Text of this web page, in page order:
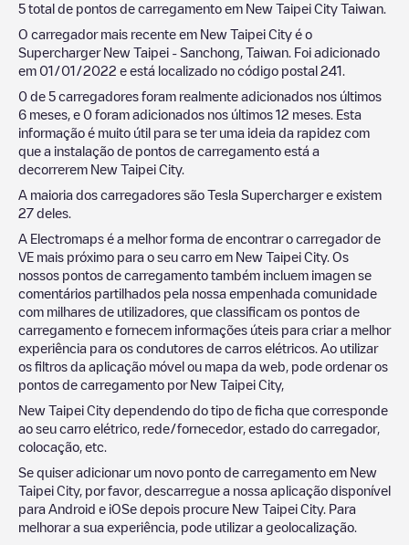
5 total de pontos de carregamento em New Taipei City Taiwan
O carregador mais recente em New Taipei City é o
Supercharger New Taipei - Sanchong, Taiwan . Foi adicionado
em 01/01/2022 e está localizado no código postal 241
0 de 5 carregadores foram realmente adicionados nos últimos
6 meses, e 0 foram adicionados nos últimos 12 meses. Esta
informação é muito útil para se ter uma ideia da rapidez com
que a instalação de pontos de carregamento está a
decorrerem New Taipei City.
A maioria dos carregadores são Tesla Superchargere existem
27 deles.
A Electromaps é a melhor forma de encontrar o carregador de
VE mais próximo para o seu carro em New Taipei City. Os
nossos pontos de carregamento também incluem imagen se
comentários partilhados pela nossa empenhada comunidade
com milhares de utilizadores, que classificam os pontos de
carregamento e fornecem informações úteis para criar a melhor
experiência para os condutores de carros elétricos. Ao utilizar
os filtros da aplicação móvel ou mapa da web, pode ordenar os
pontos de carregamento por New Taipei City,
New Taipei City dependendo do tipo de ficha que corresponde
ao seu carro elétrico, rede/fornecedor, estado do carregador,
colocação, etc.
Se quiser adicionar um novo ponto de carregamento em New
Taipei City, por favor, descarregue a nossa aplicação disponível
para Android e iOSe depois procure New Taipei City. Para
melhorar a sua experiência, pode utilizar a geolocalização.